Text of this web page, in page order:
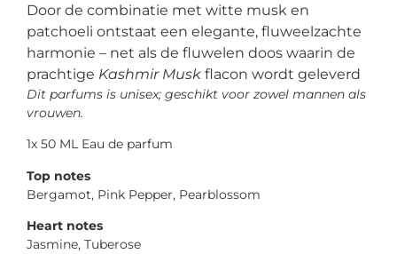
Door de combinatie met witte musk en
patchoeli ontstaat een elegante, fluweelzachte
harmonie – net als de fluwelen doos waarin de
prachtige Kashmir Musk flacon wordt geleverd
Dit parfums is unisex; geschikt voor zowel mannen als
vrouwen.
1x 50 ML Eau de parfum
Top notes
Bergamot, Pink Pepper, Pearblossom
Heart notes
Jasmine, Tuberose